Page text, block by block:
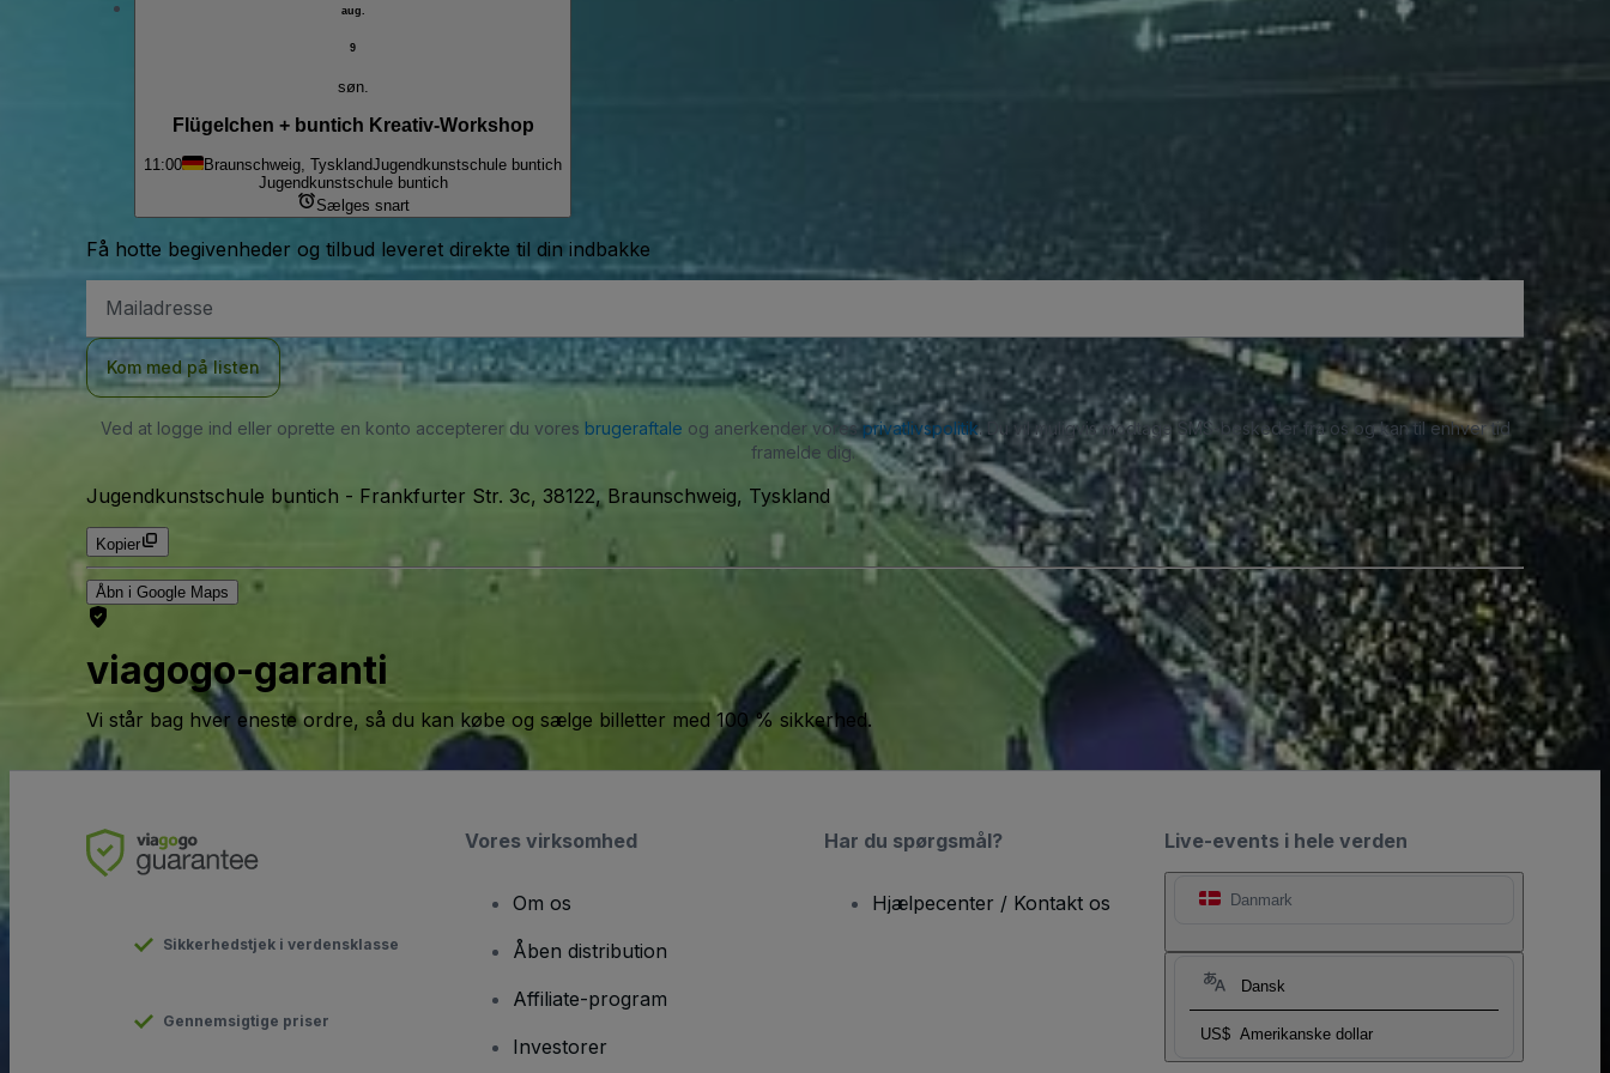
aug.
9
søn.
Flügelchen + buntich Kreativ-Workshop
11:00 Braunschweig, TysklandJugendkunstschule buntich
Jugendkunstschule buntich
Sælges snart
Få hotte begivenheder og tilbud leveret direkte til din indbakke
adresse
Kom med på listen
Ved at logge ind eller oprette en konto accepterer du vores brugeraftale og anerkender vores privatlivspolitik. Du vil muligvis modtage SMS-beskeder fra os og kan til enhver tid
framelde dig.
Jugendkunstschule buntich - Frankfurter Str. 3c, 38122, Braunschweig, Tyskland
Kopier
Åbn i Google Maps
viagogo-garanti
Vi står bag hver eneste ordre, så du kan købe og sælge billetter med 100 % sikkerhed.
Live-events i hele verden
Danmark
Dansk
US$ Amerikanske dollar
Sikkerhedstjek i verdensklasse
Gennemsigtige priser
Vores virksomhed
Om os
Åben distribution
Affiliate-program
Investorer
Har du spørgsmål?
Hjælpecenter / Kontakt os